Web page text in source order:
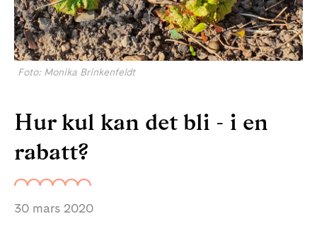
Foto: Monika Brinkenfeldt
Hur kul kan det bli - i en
rabatt?
30 mars 2020